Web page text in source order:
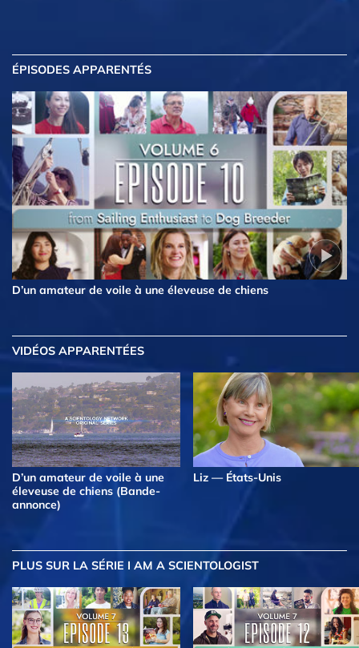
ÉPISODES APPARENTÉS
D’un amateur de voile à une éleveuse de chiens
VIDÉOS APPARENTÉES
D’un amateur de voile à une
éleveuse de chiens (Bande-
annonce)
Liz — États-Unis
PLUS SUR LA SÉRIE I AM A SCIENTOLOGIST